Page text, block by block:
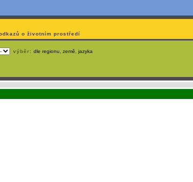
o životním prostředí
výběr: dle regionu, země, jazyka